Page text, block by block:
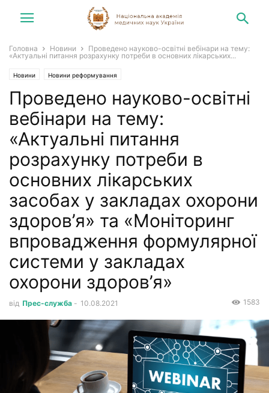
Головна Новини
Проведено науково-освітні вебінари на тему:
«Актуальні питання розрахунку потреби в основних лікарських...
Новини Новини реформування
Проведено науково-освітні
вебінари на тему:
«Актуальні питання
розрахунку потреби в
основних лікарських
засобах у закладах охорони
здоров’я» та «Моніторинг
впровадження формулярної
системи у закладах
охорони здоров’я»
від Прес-служба - 10.08.2021 1583